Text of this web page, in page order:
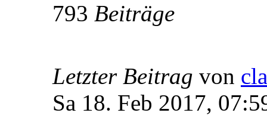
793 Beiträge
Letzter Beitrag von
Sa 18. Feb 2017,